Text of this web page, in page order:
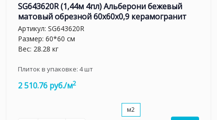
SG643620R (1,44м 4пл) Альберони бежевый
матовый обрезной 60x60x0,9 керамогранит
Артикул: SG643620R
Размер: 60*60 см
Вес: 28.28 кг
Плиток в упаковке: 4шт
2 510.76 руб./м2
м2